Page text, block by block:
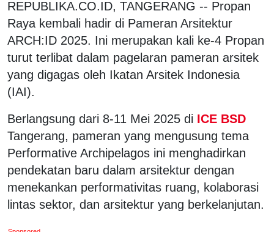
REPUBLIKA.CO.ID, TANGERANG -- Propan
Raya kembali hadir di Pameran Arsitektur
ARCH:ID 2025. Ini merupakan kali ke-4 Propan
turut terlibat dalam pagelaran pameran arsitek
yang digagas oleh Ikatan Arsitek Indonesia
(IAI).
Berlangsung dari 8-11 Mei 2025 di ICE BSD
Tangerang, pameran yang mengusung tema
Performative Archipelagos ini menghadirkan
pendekatan baru dalam arsitektur dengan
menekankan performativitas ruang, kolaborasi
lintas sektor, dan arsitektur yang berkelanjutan.